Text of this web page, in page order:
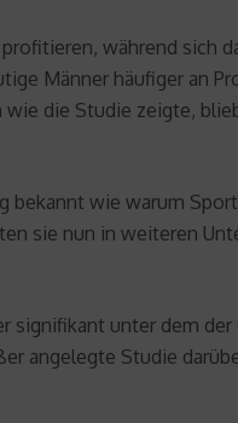
während sich
Männer häufiger an
die Studie zeigte,
wie warum
sie nun in weiteren
signifikant unter dem
angelegte Studie